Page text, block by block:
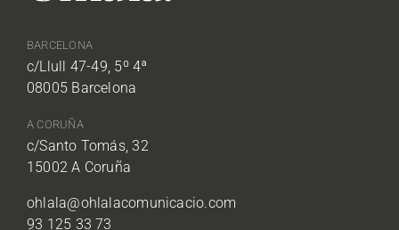
BARCELONA
c/Llull 47-49, 5º 4ª
08005 Barcelona
A CORUÑA
c/Santo Tomás, 32
15002 A Coruña
ohlala@ohlalacomunicacio.com
93 125 33 73